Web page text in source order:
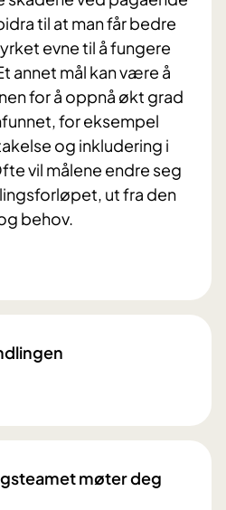
til at man får bedre
evne til å fungere
annet mål kan være å
for å oppnå økt grad
for eksempel
og inkludering i
vil målene endre seg
ut fra den
behov.
møter deg